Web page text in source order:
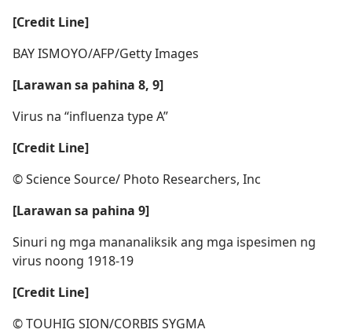
[Credit Line]
BAY ISMOYO/AFP/Getty Images
[Larawan sa pahina 8, 9]
Virus na “influenza type A”
[Credit Line]
© Science Source/ Photo Researchers, Inc
[Larawan sa pahina 9]
Sinuri ng mga mananaliksik ang mga ispesimen ng
virus noong 1918-19
[Credit Line]
© TOUHIG SION/CORBIS SYGMA